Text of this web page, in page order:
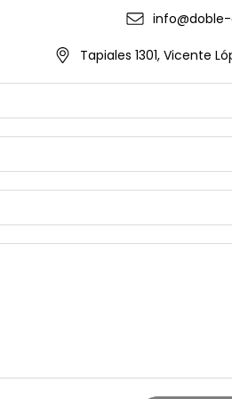
Tapiales 1301, Vicente